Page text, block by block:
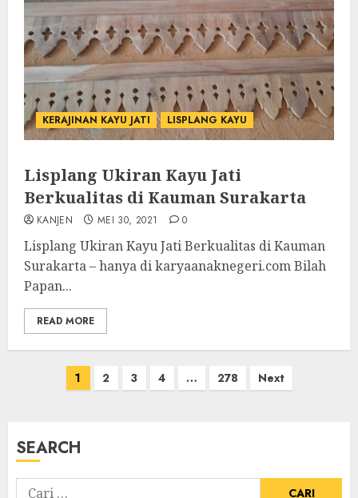
KERAJINAN KAYU JATI LISPLANG KAYU
Lisplang Ukiran Kayu Jati
Berkualitas di Kauman Surakarta
KANJEN MEI 30, 2021 0
Lisplang Ukiran Kayu Jati Berkualitas di Kauman
Surakarta – hanya di karyaanaknegeri.com Bilah
Papan...
READ MORE
1 2 3 4 … 278 Next
SEARCH